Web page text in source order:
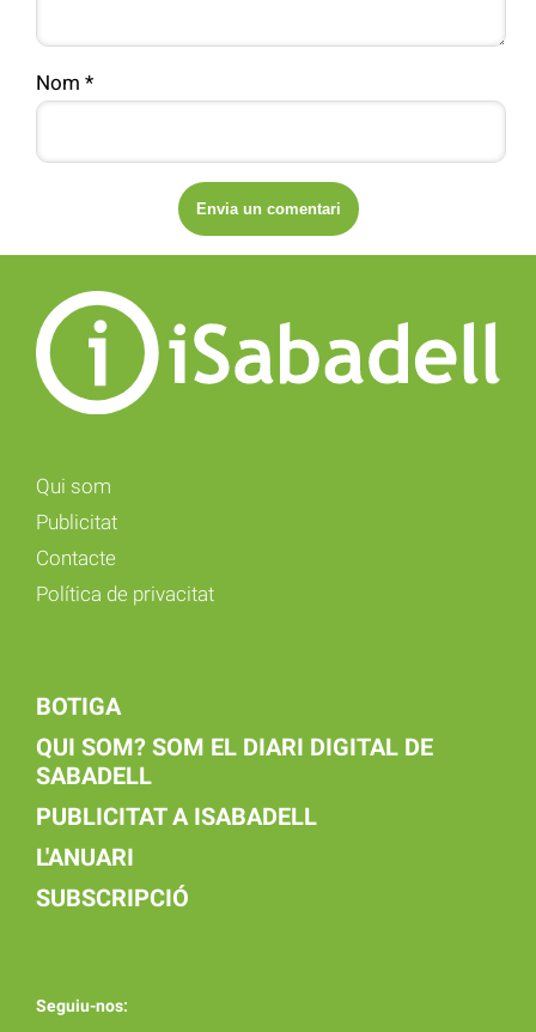
Nom *
Qui som
Publicitat
Contacte
Política de privacitat
BOTIGA
QUI SOM? SOM EL DIARI DIGITAL DE
SABADELL
PUBLICITAT A ISABADELL
L'ANUARI
SUBSCRIPCIÓ
Seguiu-nos: